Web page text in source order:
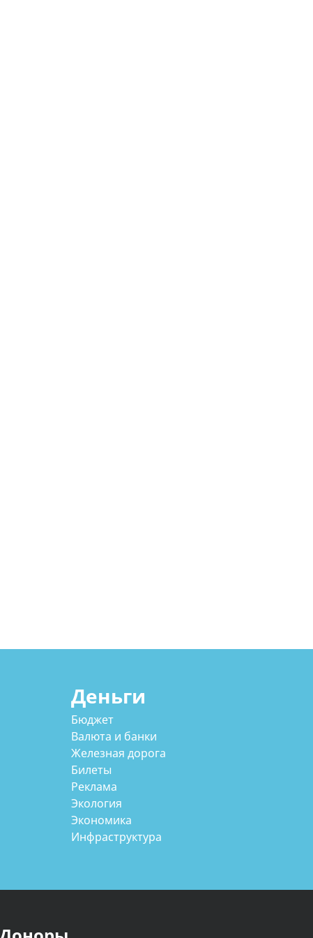
Деньги
Бюджет
Валюта и банки
Железная дорога
Билеты
Реклама
Экология
Экономика
Инфраструктура